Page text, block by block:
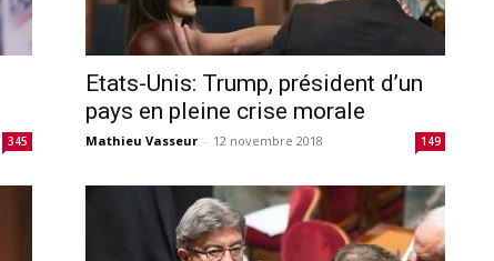
345
Etats-Unis: Trump, président d’un
pays en pleine crise morale
Mathieu Vasseur - 12 novembre 2018 149